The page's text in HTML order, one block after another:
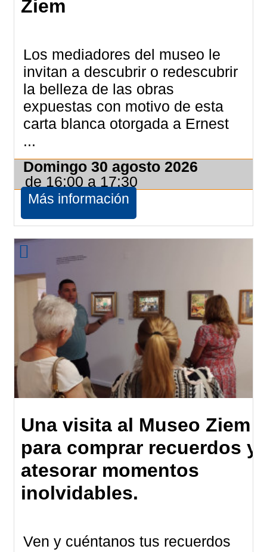
Ziem
Los mediadores del museo le
invitan a descubrir o redescubrir
la belleza de las obras
expuestas con motivo de esta
carta blanca otorgada a Ernest
...
Domingo 30 agosto 2026
de 16:00 a 17:30
Más información
Una visita al Museo Ziem
para comprar recuerdos y
atesorar momentos
inolvidables.
Ven y cuéntanos tus recuerdos